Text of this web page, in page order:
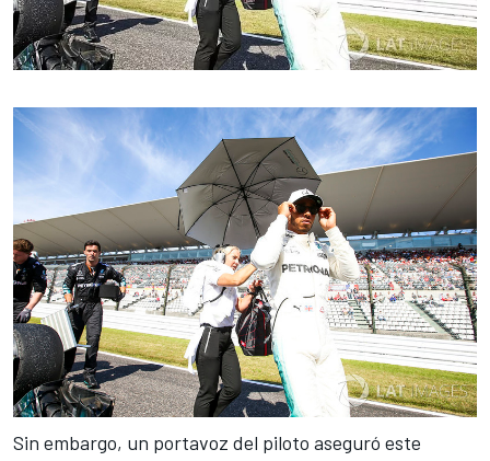
Sin embargo, un portavoz del piloto aseguró este